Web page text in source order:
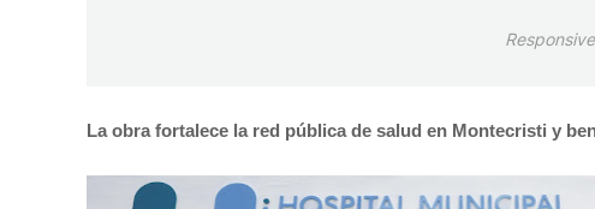
La obra fortalece la red pública de salud en Montecristi y